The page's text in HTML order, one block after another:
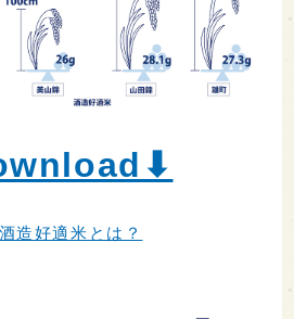
造好適米とは？